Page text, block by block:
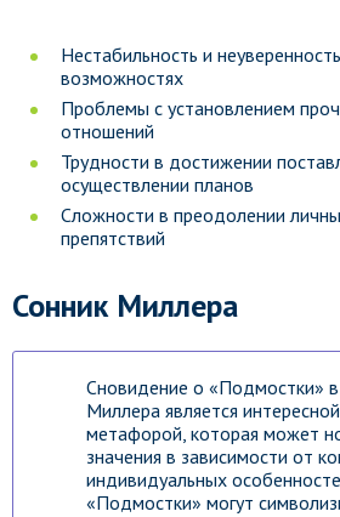
Нестабильность и
возможностях
Проблемы с установлением
отношений
Трудности в достижении
осуществлении планов
Сложности в преодолении
препятствий
Сонник Миллера
Сновидение о «Подмостки»
Миллера является
метафорой, которая может
значения в зависимости от
индивидуальных
«Подмостки» могут